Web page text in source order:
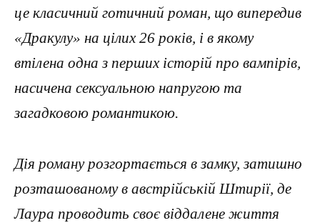
це класичний готичний роман, що випередив
«Дракулу» на цілих 26 років, і в якому
втілена одна з перших історій про вампірів,
насичена сексуальною напругою та
загадковою романтикою.
Дія роману розгортається в замку, затишно
розташованому в австрійській Штирії, де
Лаура проводить своє віддалене життя